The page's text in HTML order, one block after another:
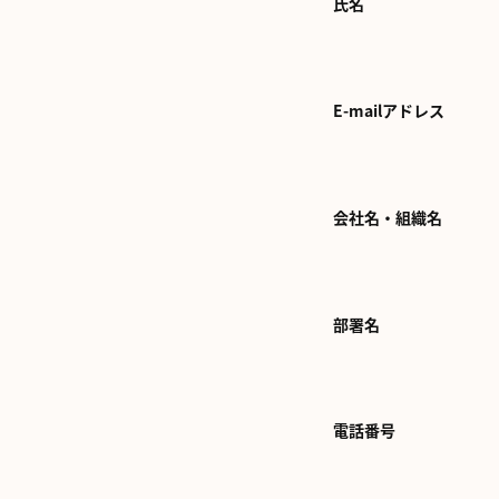
E-mailアドレス
会社名・組織名
部署名
電話番号